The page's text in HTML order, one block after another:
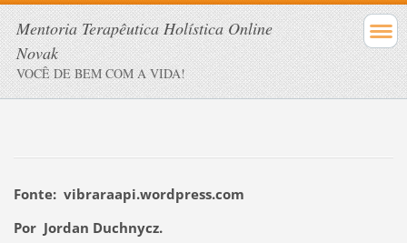
Mentoria Terapêutica Holística Online
Novak
VOCÊ DE BEM COM A VIDA!
Fonte: vibraraapi.wordpress.com
Por Jordan Duchnycz.